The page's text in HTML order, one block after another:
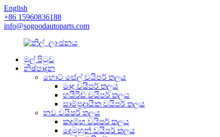
English
+86 15960836188
info@sogoodautoparts.com
මුල් පිටුව
නිෂ්පාදන
හොට් සේල් වයිපර් තලය
මෘදු වයිපර් තලය
හයිරිඩ් වයිපර් තලය
සාම්ප්‍රදායික වයිපර් තලය
නව වයිපර් තලය
කදම්භ වයිපර් තලය
දෙමුහුන් වයිපර් තලය